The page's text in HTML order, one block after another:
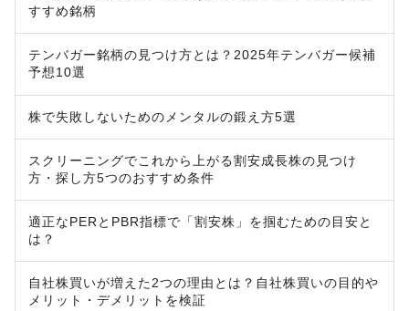
すすめ銘柄
テンバガー銘柄の見つけ方とは？2025年テンバガー候補
予想10選
株で失敗しないためのメンタルの鍛え方5選
スクリーニングでこれから上がる割安成長株の見つけ
方・探し方5つのおすすめ条件
適正なPERとPBR指標で「割安株」を掴むための目安と
は？
自社株買いが増えた2つの理由とは？自社株買いの目的や
メリット・デメリットを検証